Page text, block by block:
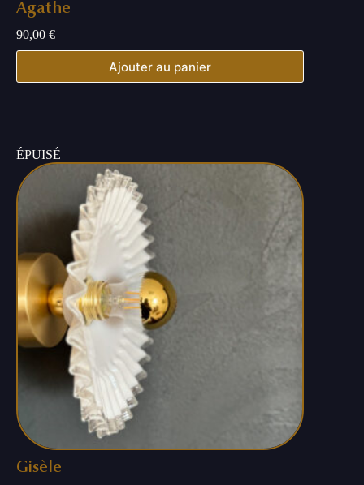
Agathe
90,00 €
Ajouter au panier
ÉPUISÉ
Gisèle